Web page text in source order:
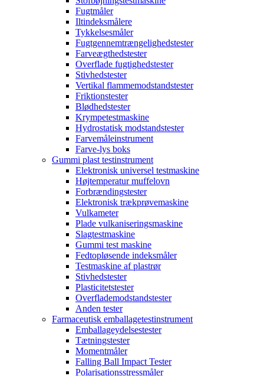
Fugtmåler
Iltindeksmålere
Tykkelsesmåler
Fugtgennemtrængelighedstester
Farveægthedstester
Overflade fugtighedstester
Stivhedstester
Vertikal flammemodstandstester
Friktionstester
Blødhedstester
Krympetestmaskine
Hydrostatisk modstandstester
Farvemåleinstrument
Farve-lys boks
Gummi plast testinstrument
Elektronisk universel testmaskine
Højtemperatur muffelovn
Forbrændingstester
Elektronisk trækprøvemaskine
Vulkameter
Plade vulkaniseringsmaskine
Slagtestmaskine
Gummi test maskine
Fedtopløsende indeksmåler
Testmaskine af plastrør
Stivhedstester
Plasticitetstester
Overflademodstandstester
Anden tester
Farmaceutisk emballagetestinstrument
Emballageydelsestester
Tætningstester
Momentmåler
Falling Ball Impact Tester
Polarisationsstressmåler